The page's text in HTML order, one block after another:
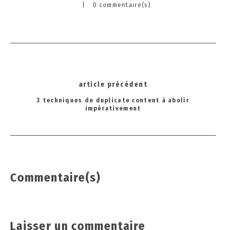
0 commentaire(s)
navigation
article précédent
3 techniques de duplicate content à abolir
impérativement
Commentaire(s)
Laisser un commentaire